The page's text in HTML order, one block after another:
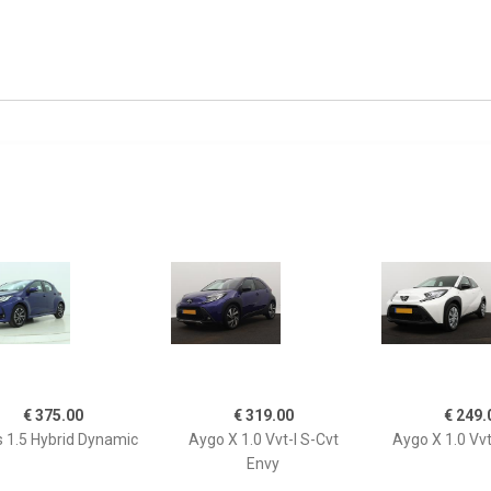
€ 375.00
1.5 Hybrid Dynamic
€ 319.00
Aygo X 1.0 Vvt-I S-Cvt
Envy
€
Aygo X 1.0